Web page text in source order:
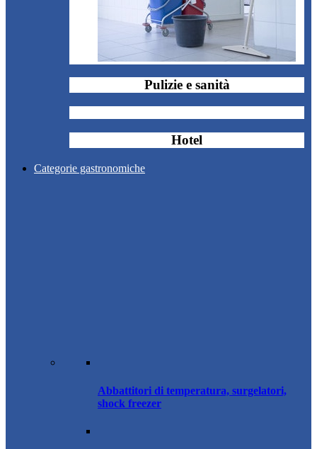
Pulizie e sanità
Hotel
Categorie gastronomiche
Abbattitori di temperatura, surgelatori,
shock freezer